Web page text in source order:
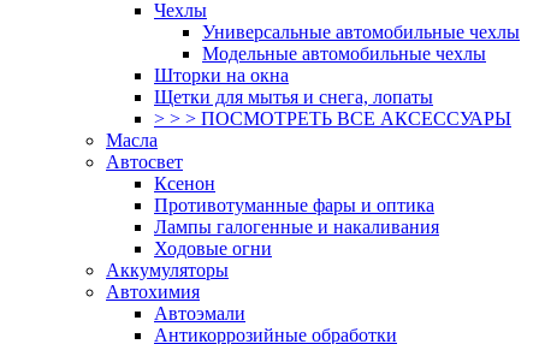
Чехлы
Универсальные автомобильные чехлы
Модельные автомобильные чехлы
Шторки на окна
Щетки для мытья и снега, лопаты
> > > ПОСМОТРЕТЬ ВСЕ АКСЕССУАРЫ
Масла
Автосвет
Ксенон
Противотуманные фары и оптика
Лампы галогенные и накаливания
Ходовые огни
Аккумуляторы
Автохимия
Автоэмали
Антикоррозийные обработки